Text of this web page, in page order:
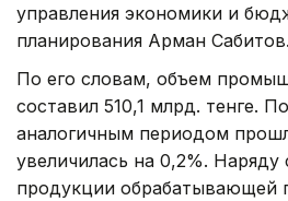
управления экономики и
планирования Арман Сабитов.
По его словам, объем
составил 510,1 млрд. тенге.
аналогичным периодом
увеличилась на 0,2%.
продукции обрабатывающей